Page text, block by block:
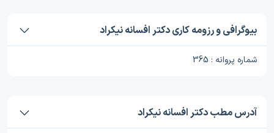
بیوگرافی و رزومه کاری دکتر افسانه نیکراد
شماره پروانه : 365
آدرس مطب دکتر افسانه نیکراد